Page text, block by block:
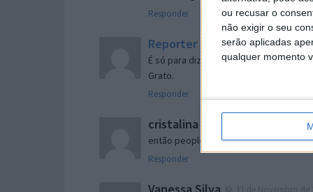
ou recusar o
não exigir o seu
serão aplicadas
qualquer momento
Responder
Reporter 7 de Novembro de 2005 às
É só para dizer que ainda não me
Grato.
Responder
cristalina 11 de Novembro de 2005
então people
Responder